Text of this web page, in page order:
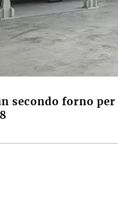
secondo forno